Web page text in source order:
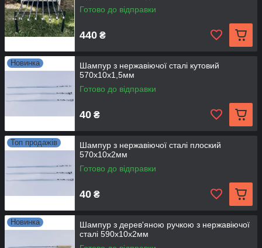
Готово до відправки
440 ₴
Новинка
Шампур з нержавіючої сталі кутовий
570х10х1,5мм
Готово до відправки
40 ₴
Топ продажів
Шампур з нержавіючої сталі плоский
570х10х2мм
Готово до відправки
40 ₴
Новинка
Шампур з дерев'яною ручкою з нержавіючої
сталі 590х10х2мм